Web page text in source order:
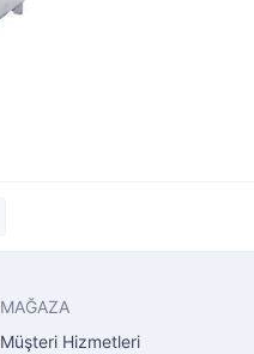
MAĞAZA
Müşteri Hizmetleri